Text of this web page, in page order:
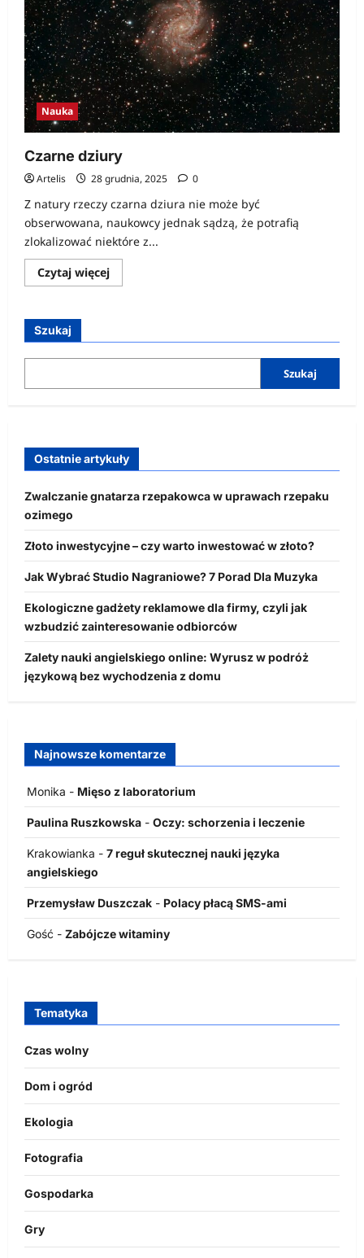
Nauka
Czarne dziury
Artelis 28 grudnia, 2025 0
Z natury rzeczy czarna dziura nie może być
obserwowana, naukowcy jednak sądzą, że potrafią
zlokalizować niektóre z...
Czytaj więcejDowiedz
się
Szukaj
Szukaj
Ostatnie artykuły
Zwalczanie gnatarza rzepakowca w uprawach rzepaku
ozimego
Złoto inwestycyjne – czy warto inwestować w złoto?
Jak Wybrać Studio Nagraniowe? 7 Porad Dla Muzyka
Ekologiczne gadżety reklamowe dla firmy, czyli jak
wzbudzić zainteresowanie odbiorców
Zalety nauki angielskiego online: Wyrusz w podróż
językową bez wychodzenia z domu
Najnowsze komentarze
Monika - Mięso z laboratorium
Paulina Ruszkowska - Oczy: schorzenia i leczenie
Krakowianka - 7 reguł skutecznej nauki języka
angielskiego
Przemysław Duszczak - Polacy płacą SMS-ami
Gość - Zabójcze witaminy
Tematyka
Czas wolny
Dom i ogród
Ekologia
Fotografia
Gospodarka
Gry